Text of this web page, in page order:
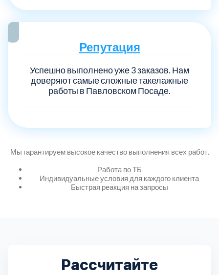
Репутация
Успешно выполнено уже 3 заказов. Нам
доверяют самые сложные такелажные
работы в Павловском Посаде.
Мы гарантируем высокое качество выполнения всех работ.
Работа по ТБ
Индивидуальные условия для каждого клиента
Быстрая реакция на запросы
Рассчитайте
Долгопрудный